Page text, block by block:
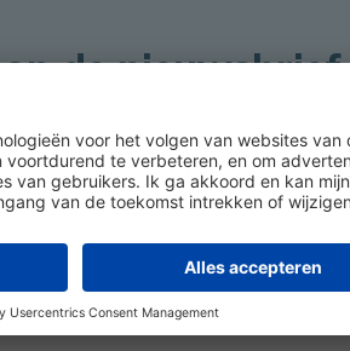
de nieuwsbrief